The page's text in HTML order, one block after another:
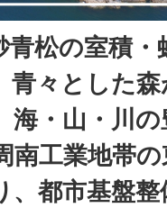
青松の室積
青々とした
海・山・川
南工業地帯
、都市基盤